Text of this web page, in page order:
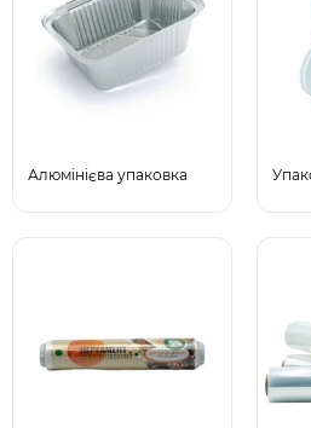
Алюмінієва упаковка